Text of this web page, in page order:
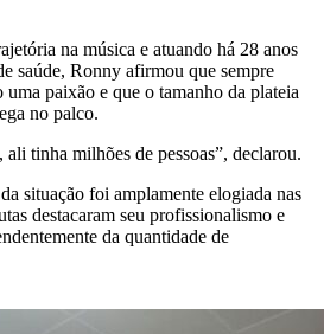
na música e atuando há 28 anos
saúde, Ronny afirmou que sempre
paixão e que o tamanho da plateia
no palco.
tinha milhões de pessoas”, declarou.
situação foi amplamente elogiada nas
destacaram seu profissionalismo e
da quantidade de